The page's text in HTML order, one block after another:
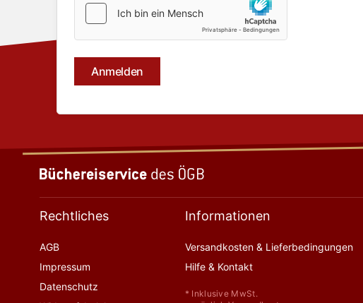
Rechtliches
AGB
Impressum
Datenschutz
Informationen
Versandkosten & Lieferbedingungen
Hilfe & Kontakt
* Inklusive MwSt.